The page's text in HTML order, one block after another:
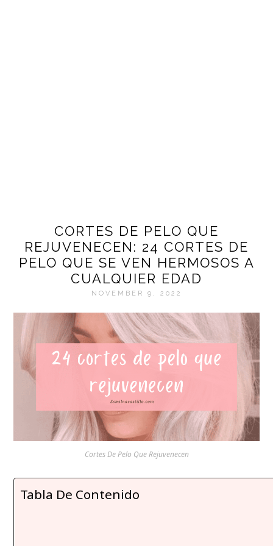
CORTES DE PELO QUE
REJUVENECEN: 24 CORTES DE
PELO QUE SE VEN HERMOSOS A
CUALQUIER EDAD
NOVEMBER 9, 2022
Cortes De Pelo Que Rejuvenecen
Tabla De Contenido